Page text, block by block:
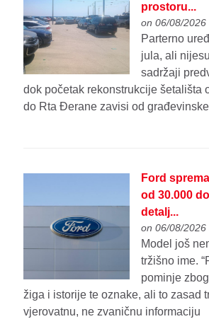
prostoru...
on 06/08/2026
Parterno
jula, ali
sadržaji
dok početak rekonstrukcije šetališta
do Rta Đerane zavisi od
Ford
od 30.000
detalj...
on 06/08/2026
Model još
tržišno ime.
pominje
žiga i istorije te oznake, ali to zasad
vjerovatnu, ne zvaničnu informaciju